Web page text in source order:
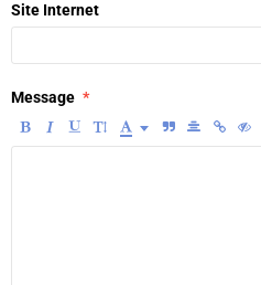
Site Internet
Message